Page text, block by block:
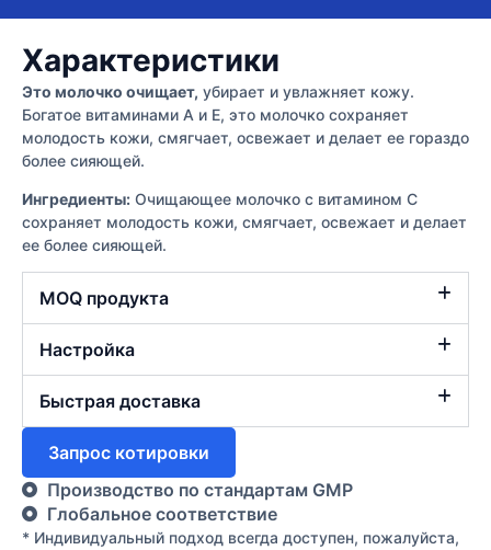
Характеристики
Это молочко очищает, убирает и увлажняет кожу.
Богатое витаминами А и Е, это молочко сохраняет
молодость кожи, смягчает, освежает и делает ее гораздо
более сияющей.
Ингредиенты: Очищающее молочко с витамином С
сохраняет молодость кожи, смягчает, освежает и делает
ее более сияющей.
MOQ продукта
Настройка
Быстрая доставка
Запрос котировки
Производство по стандартам GMP
Глобальное соответствие
* Индивидуальный подход всегда доступен, пожалуйста,